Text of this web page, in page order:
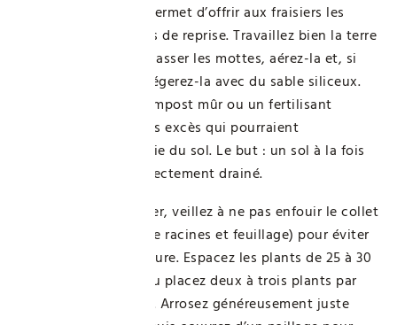
avant la plantation permet d’offrir aux fraisiers les
meilleures conditions de reprise. Travaillez bien la terre
en profondeur pour casser les mottes, aérez-la et, si
elle est argileuse, allégerez-la avec du sable siliceux.
Amendez avec du compost mûr ou un fertilisant
naturel, en évitant les excès qui pourraient
déséquilibrer la chimie du sol. Le but : un sol à la fois
meuble, riche et correctement drainé.
Au moment de planter, veillez à ne pas enfouir le collet
du fraisier (zone entre racines et feuillage) pour éviter
les risques de pourriture. Espacez les plants de 25 à 30
cm en pleine terre, ou placez deux à trois plants par
jardinière d’un mètre. Arrosez généreusement juste